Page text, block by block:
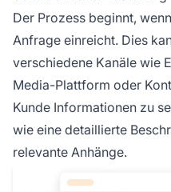
Der Prozess beginnt,
Anfrage einreicht. Dies
verschiedene Kanäle wie
Media-Plattform oder
Kunde Informationen zu
wie eine detaillierte
relevante Anhänge.